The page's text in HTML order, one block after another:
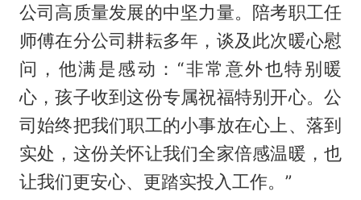
公司高质量发展的中坚力量。陪考职工任
师傅在分公司耕耘多年，谈及此次暖心慰
问，他满是感动：“非常意外也特别暖
心，孩子收到这份专属祝福特别开心。公
司始终把我们职工的小事放在心上、落到
实处，这份关怀让我们全家倍感温暖，也
让我们更安心、更踏实投入工作。”